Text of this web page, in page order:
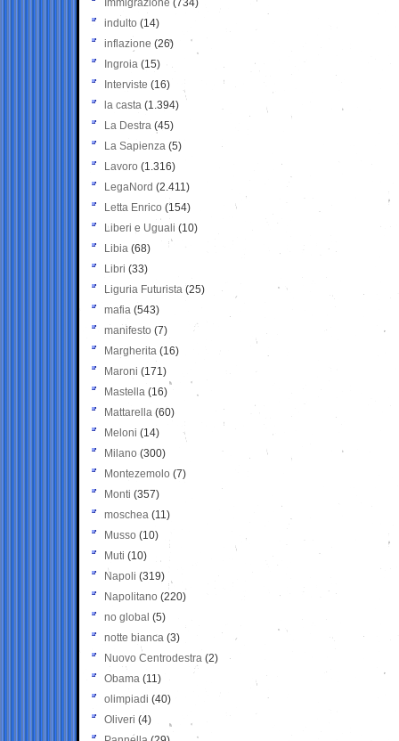
Immigrazione (734)
indulto (14)
inflazione (26)
Ingroia (15)
Interviste (16)
la casta (1.394)
La Destra (45)
La Sapienza (5)
Lavoro (1.316)
LegaNord (2.411)
Letta Enrico (154)
Liberi e Uguali (10)
Libia (68)
Libri (33)
Liguria Futurista (25)
mafia (543)
manifesto (7)
Margherita (16)
Maroni (171)
Mastella (16)
Mattarella (60)
Meloni (14)
Milano (300)
Montezemolo (7)
Monti (357)
moschea (11)
Musso (10)
Muti (10)
Napoli (319)
Napolitano (220)
no global (5)
notte bianca (3)
Nuovo Centrodestra (2)
Obama (11)
olimpiadi (40)
Oliveri (4)